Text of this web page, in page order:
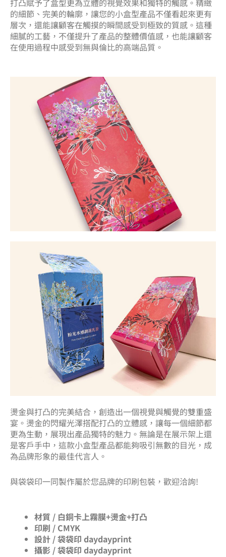
打凸賦予了盒型更為立體的視覺效果和獨特的觸感。精緻
的細節、完美的輪廓，讓您的小盒型產品不僅看起來更有
層次，還能讓顧客在觸摸的瞬間感受到極致的質感。這種
細膩的工藝，不僅提升了產品的整體價值感，也能讓顧客
在使用過程中感受到無與倫比的高端品質。
燙金與打凸的完美結合，創造出一個視覺與觸覺的雙重盛
宴。燙金的閃耀光澤搭配打凸的立體感，讓每一個細節都
更為生動，展現出產品獨特的魅力。無論是在展示架上還
是客戶手中，這款小盒型產品都能夠吸引無數的目光，成
為品牌形象的最佳代言人。
與袋袋印一同製作屬於您品牌的印刷包裝，歡迎洽詢!
材質 / 白銅卡上霧膜+燙金+打凸
印刷 / CMYK
設計 / 袋袋印 daydayprint
攝影 / 袋袋印 daydayprint